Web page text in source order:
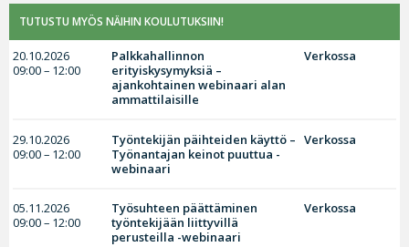
TUTUSTU MYÖS NÄIHIN KOULUTUKSIIN!
20.10.2026
09:00 – 12:00
Palkkahallinnon
erityiskysymyksiä –
ajankohtainen webinaari alan
ammattilaisille
Verkossa
29.10.2026
09:00 – 12:00
Työntekijän päihteiden käyttö –
Työnantajan keinot puuttua -
webinaari
Verkossa
05.11.2026
09:00 – 12:00
Työsuhteen päättäminen
työntekijään liittyvillä
perusteilla -webinaari
Verkossa